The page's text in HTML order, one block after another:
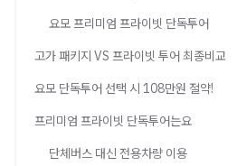
요모 프리미엄 프라이빗 단독투어
고가 패키지 VS 프라이빗 투어 최종비교
요모 단독투어 선택 시 108만원 절약!
프리미엄 프라이빗 단독투어는요
단체버스 대신 전용차량 이용